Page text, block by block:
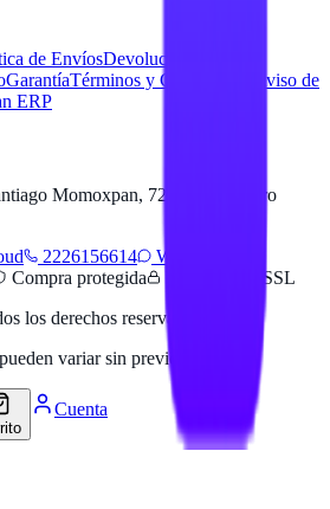
de EnvíosDevoluciones y
GarantíaTérminos y Condiciones
Aviso de
ERP
Momoxpan, 72775 San Pedro
2226156614
WhatsApp
Compra protegida
Pago seguro SSL
los derechos reservados.
variar sin previo aviso.
Cuenta